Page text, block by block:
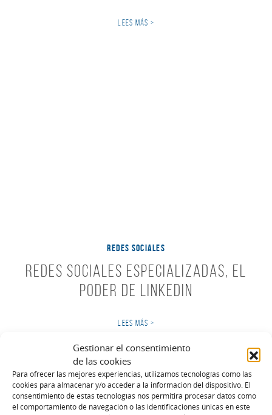
Gestionar el consentimiento
de las cookies
Para ofrecer las mejores experiencias, utilizamos tecnologías como las
cookies para almacenar y/o acceder a la información del dispositivo. El
consentimiento de estas tecnologías nos permitirá procesar datos como
el comportamiento de navegación o las identificaciones únicas en este
LEES MÁS >
REDES SOCIALES
Redes Sociales especializadas, el
poder de Linkedin
LEES MÁS >